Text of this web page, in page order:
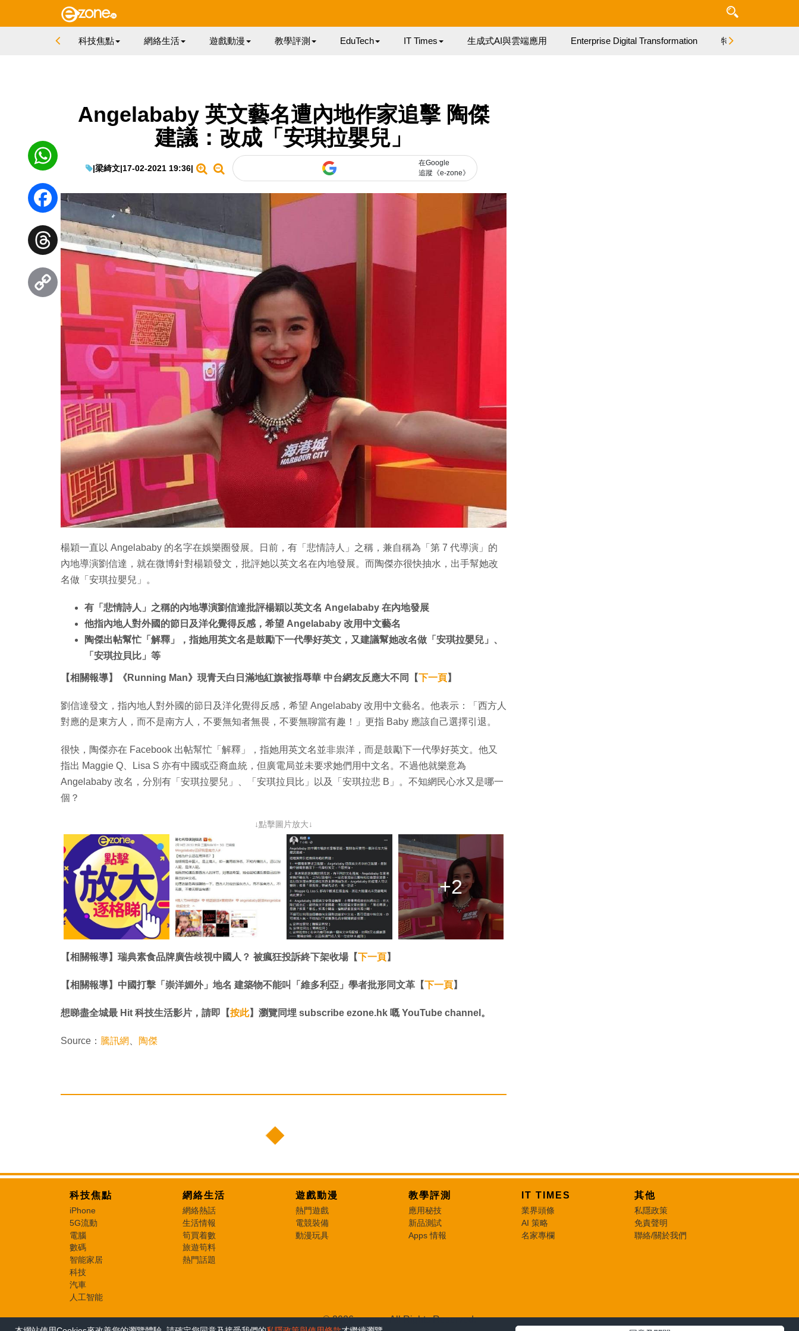
科技焦點 網絡生活 遊戲動漫 教學評測 EduTech IT Times 生成式AI與雲端應用 Enterprise Digital Transformation 特集
Angelababy 英文藝名遭內地作家追擊 陶傑
建議：改成「安琪拉嬰兒」
|梁綺文|17-02-2021 19:36|
在Google
追蹤《e-zone》
楊穎一直以 Angelababy 的名字在娛樂圈發展。日前，有「悲情詩人」之稱，兼自稱為「第 7 代導演」的
內地導演劉信達，就在微博針對楊穎發文，批評她以英文名在內地發展。而陶傑亦很快抽水，出手幫她改
名做「安琪拉嬰兒」。
有「悲情詩人」之稱的內地導演劉信達批評楊穎以英文名 Angelababy 在內地發展
他指內地人對外國的節日及洋化覺得反感，希望 Angelababy 改用中文藝名
陶傑出帖幫忙「解釋」，指她用英文名是鼓勵下一代學好英文，又建議幫她改名做「安琪拉嬰兒」、
「安琪拉貝比」等
【相關報導】《Running Man》現青天白日滿地紅旗被指辱華 中台網友反應大不同【下一頁】
劉信達發文，指內地人對外國的節日及洋化覺得反感，希望 Angelababy 改用中文藝名。他表示：「西方人
對應的是東方人，而不是南方人，不要無知者無畏，不要無聊當有趣！」更指 Baby 應該自己選擇引退。
很快，陶傑亦在 Facebook 出帖幫忙「解釋」，指她用英文名並非祟洋，而是鼓勵下一代學好英文。他又
指出 Maggie Q、Lisa S 亦有中國或亞裔血統，但廣電局並未要求她們用中文名。不過他就樂意為
Angelababy 改名，分別有「安琪拉嬰兒」、「安琪拉貝比」以及「安琪拉悲 B」。不知網民心水又是哪一
個？
↓點擊圖片放大↓
+2
【相關報導】瑞典素食品牌廣告歧視中國人？ 被瘋狂投訴終下架收場【下一頁】
【相關報導】中國打擊「崇洋媚外」地名 建築物不能叫「維多利亞」學者批形同文革【下一頁】
想睇盡全城最 Hit 科技生活影片，請即【按此】瀏覽同埋 subscribe ezone.hk 嘅 YouTube channel。
Source： 騰訊網 陶傑
WhatsApp
Facebook
Threads
Copy
科技焦點
iPhone
5G流動
電腦
數碼
智能家居
科技
汽車
人工智能
網絡生活
網絡熱話
生活情報
筍買着數
旅遊筍料
熱門話題
遊戲動漫
熱門遊戲
電競裝備
動漫玩具
教學評測
應用秘技
新品測試
Apps 情報
IT TIMES
業界頭條
AI 策略
名家專欄
其他
私隱政策
免責聲明
聯絡/關於我們
© 2026 e-zone. All Rights Reserved.